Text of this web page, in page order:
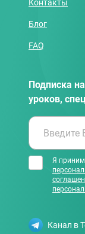
Контакты
Блог
FAQ
Подписка
уроков,
Введите
Я
Канал в